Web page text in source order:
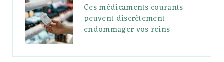
Ces médicaments courants
peuvent discrètement
endommager vos reins